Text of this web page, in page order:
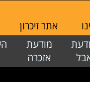
אתר זיכרון
מודעת
אזכרה